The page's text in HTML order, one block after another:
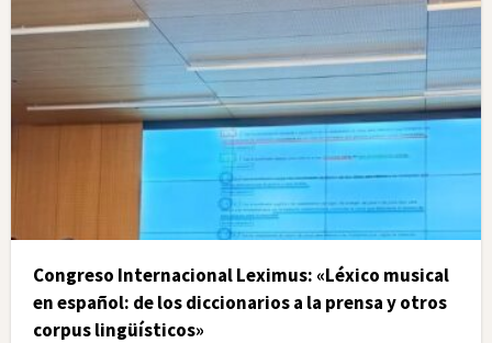
Congreso Internacional Leximus: «Léxico musical
en español: de los diccionarios a la prensa y otros
corpus lingüísticos»